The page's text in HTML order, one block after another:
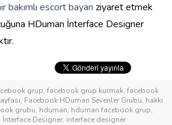
bakımlı escort bayan ziyaret etmek
HDuman İnterface Designer
grup, facebook grup kurmak, facebook
, Facebook HDuman Sevenler Grubu, hakkı
grubu, hduman, hduman facebook grup,
İnterface Designer, interface designer